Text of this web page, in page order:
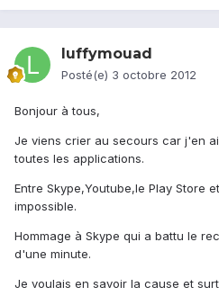
luffymouad
Posté(e) 3 octobre 2012
Bonjour à tous,
Je viens crier au secours car j'en
toutes les applications.
Entre Skype,Youtube,le Play Store
impossible.
Hommage à Skype qui a battu le
d'une minute.
Je voulais en savoir la cause et